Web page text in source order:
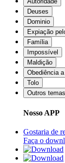
Deuses
Dominio
Expiação
Família
Impossível
Maldição
Obediência
Tolo
Outros temas
Nosso APP
Gostaria de
Faça o